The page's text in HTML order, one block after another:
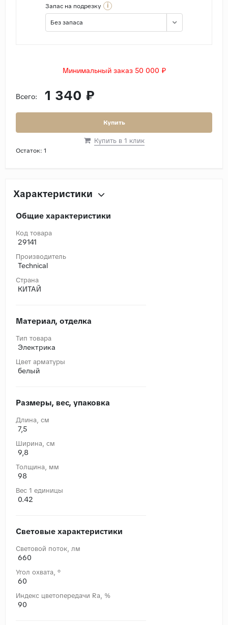
Запас на подрезку
i
Без запаса
Минимальный заказ 50 000 ₽
Всего: 1 340 ₽
Купить
Купить в 1 клик
Остаток: 1
Характеристики
Общие характеристики
Код товара
29141
Производитель
Technical
Страна
КИТАЙ
Материал, отделка
Тип товара
Электрика
Цвет арматуры
белый
Размеры, вес, упаковка
Длина, cм
7,5
Ширина, cм
9,8
Толщина, мм
98
Вес 1 единицы
0.42
Световые характеристики
Световой поток, лм
660
Угол охвата, °
60
Индекс цветопередачи Ra, %
90